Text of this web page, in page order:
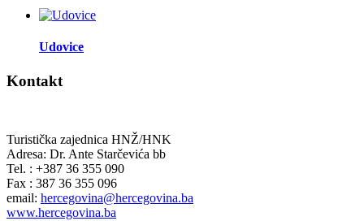
Udovice
Kontakt
Turistička zajednica HNŽ/HNK
Adresa: Dr. Ante Starčevića bb
Tel. : +387 36 355 090
Fax : 387 36 355 096
email: hercegovina@hercegovina.ba
www.hercegovina.ba